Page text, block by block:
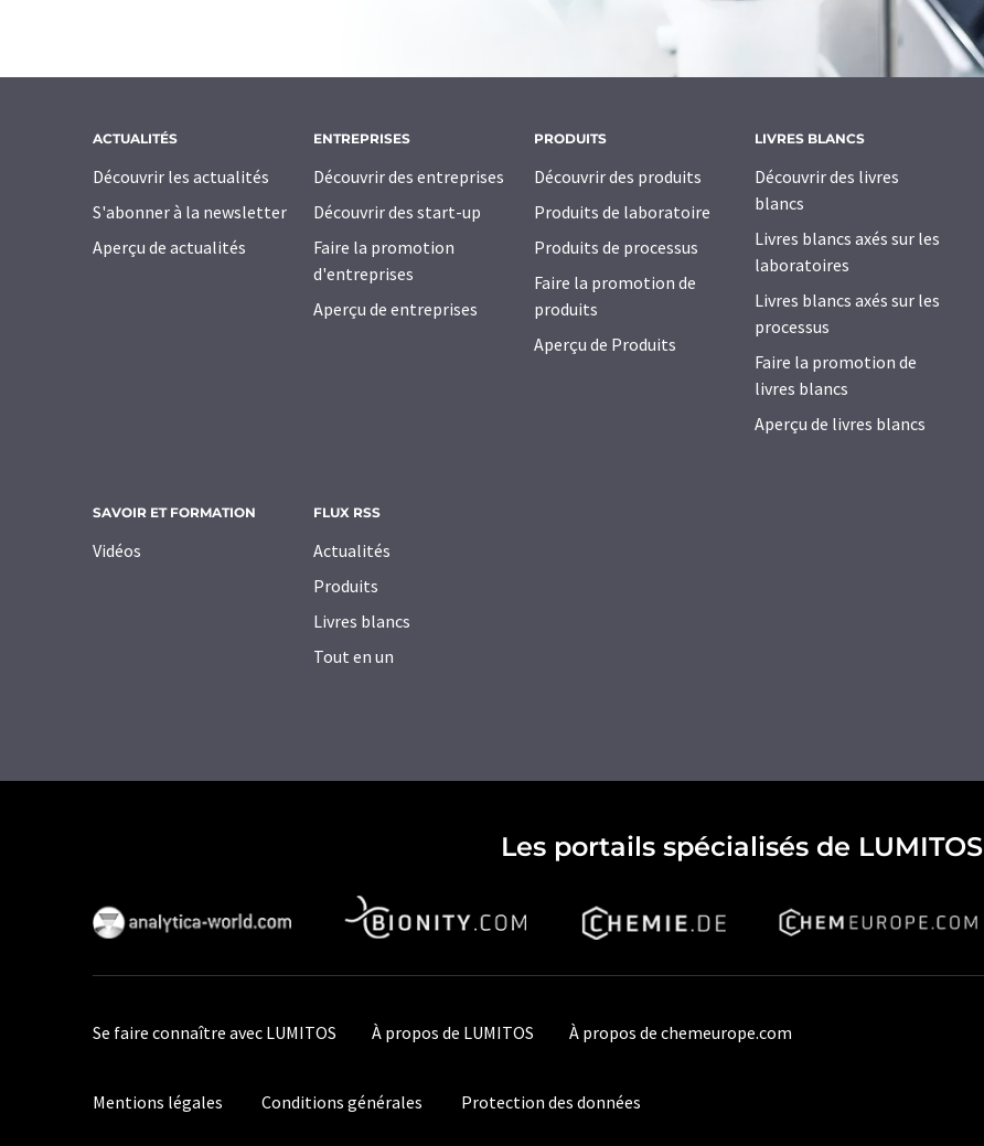
ACTUALITÉS
Découvrir les actualités
S'abonner à la newsletter
Aperçu de actualités
ENTREPRISES
Découvrir des entreprises
Découvrir des start-up
Faire la promotion
d'entreprises
Aperçu de entreprises
PRODUITS
Découvrir des produits
Produits de laboratoire
Produits de processus
Faire la promotion de
produits
Aperçu de Produits
LIVRES BLANCS
Découvrir des livres
blancs
Livres blancs axés sur les
laboratoires
Livres blancs axés sur les
processus
Faire la promotion de
livres blancs
Aperçu de livres blancs
SAVOIR ET FORMATION
Vidéos
FLUX RSS
Actualités
Produits
Livres blancs
Tout en un
Les portails spécialisés de LUMITOS
Se faire connaître avec LUMITOS À propos de LUMITOS À propos de chemeurope.com
Mentions légales Conditions générales Protection des données